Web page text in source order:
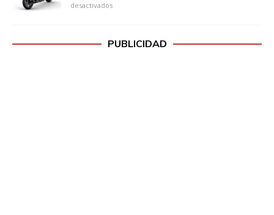
desactivados
PUBLICIDAD